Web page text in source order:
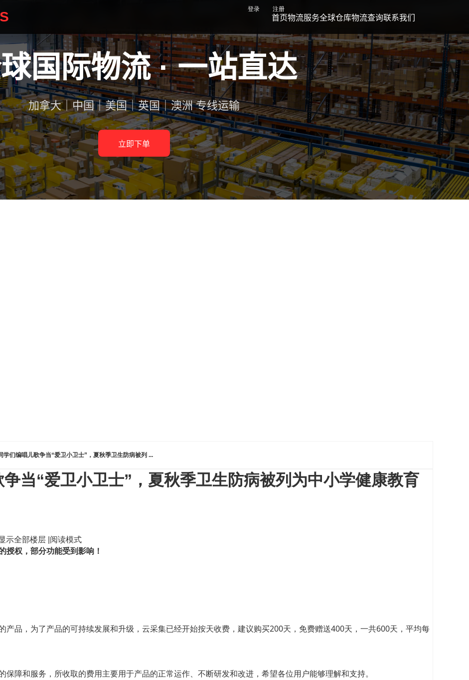
登录 注册
学们编唱儿歌争当“爱卫小卫士”，夏秋季卫生防病被列 ...
争当“爱卫小卫士”，夏秋季卫生防病被列为中小学健康教育
示全部楼层 阅读模式
授权，部分功能受到影响！
产品，为了产品的可持续发展和升级，云采集已经开始按天收费，建议购买200天，免费赠送400天，一共600天，平均每
保障和服务，所收取的费用主要用于产品的正常运作、不断研发和改进，希望各位用户能够理解和支持。